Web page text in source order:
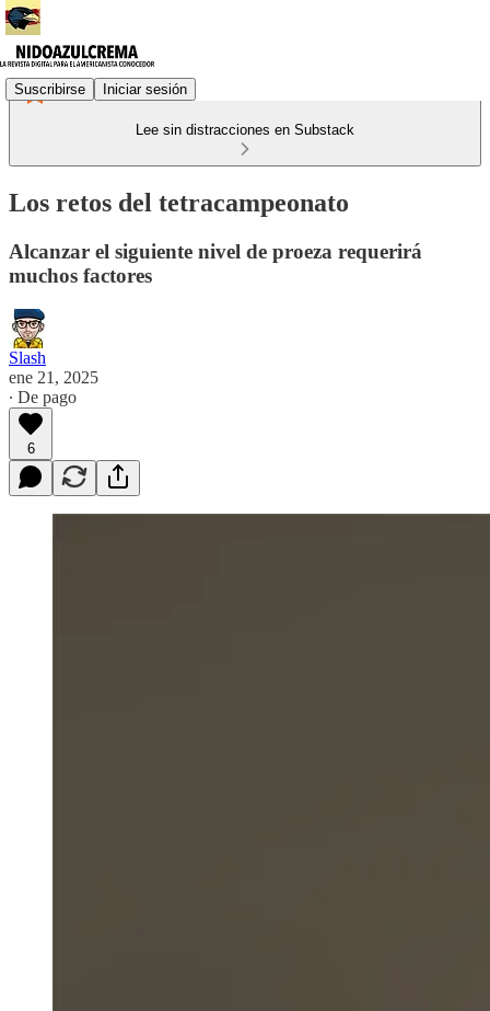
Suscribirse Iniciar sesión
Lee sin distracciones en Substack
Los retos del tetracampeonato
Alcanzar el siguiente nivel de proeza requerirá
muchos factores
Slash
ene 21, 2025
∙ De pago
6